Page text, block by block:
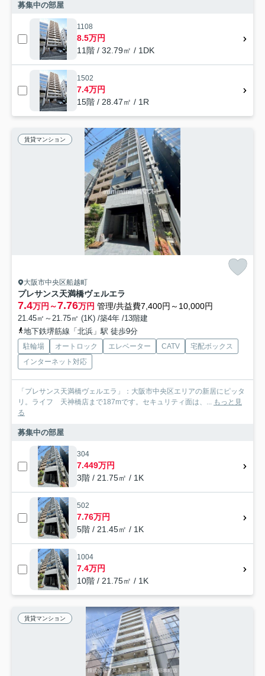
募集中の部屋
1108
8.5万円
11階 / 32.79㎡ / 1DK
1502
7.4万円
15階 / 28.47㎡ / 1R
賃貸マンション
大阪市中央区船越町
プレサンス天満橋ヴェルエラ
7.4万円～7.76万円 管理/共益費7,400円～10,000円
21.45㎡～21.75㎡ (1K) /築4年 /13階建
地下鉄堺筋線「北浜」駅 徒歩9分
駐輪場 オートロック エレベーター CATV
宅配ボックス
インターネット対応
「プレサンス天満橋ヴェルエラ」：大阪市中央区エリアの新居にピッタ
リ。ライフ 天神橋店まで187mです。セキュリティ面は、... もっと見
る
募集中の部屋
304
7.449万円
3階 / 21.75㎡ / 1K
502
7.76万円
5階 / 21.45㎡ / 1K
1004
7.4万円
10階 / 21.75㎡ / 1K
賃貸マンション